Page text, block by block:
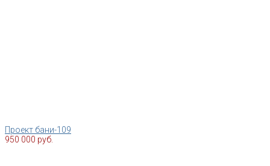
Проект бани-109
950 000 руб.